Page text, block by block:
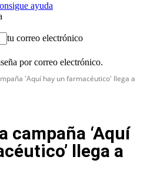
ayuda
tu correo electrónico
por correo electrónico.
'Aquí hay un farmacéutico' llega a
campaña ‘Aquí
llega a